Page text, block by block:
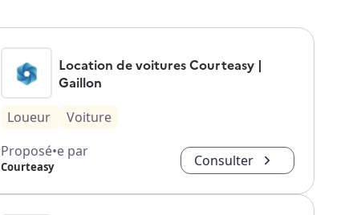
Location de voitures Courteasy |
Gaillon
Loueur
Voiture
Proposé•e par
Courteasy Consulter